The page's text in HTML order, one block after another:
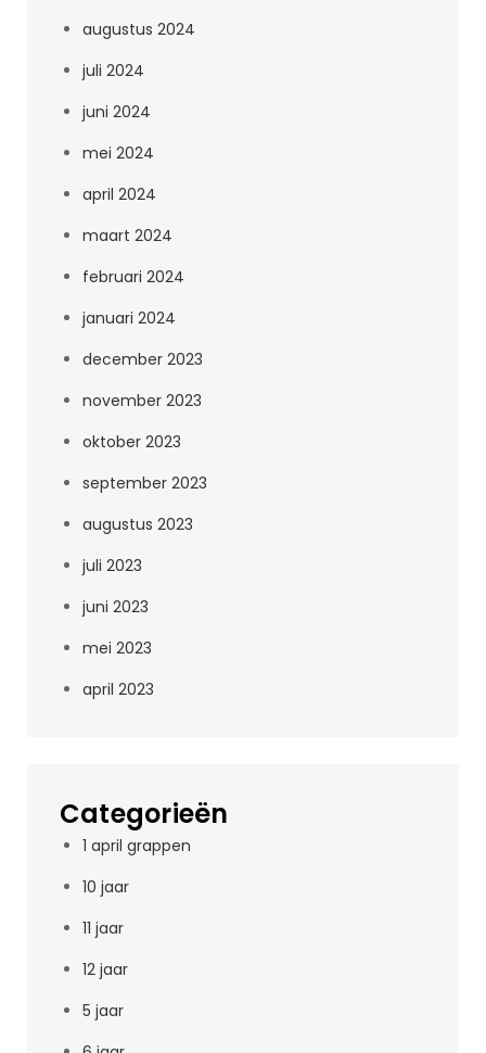
augustus 2024
juli 2024
juni 2024
mei 2024
april 2024
maart 2024
februari 2024
januari 2024
december 2023
november 2023
oktober 2023
september 2023
augustus 2023
juli 2023
juni 2023
mei 2023
april 2023
Categorieën
1 april grappen
10 jaar
11 jaar
12 jaar
5 jaar